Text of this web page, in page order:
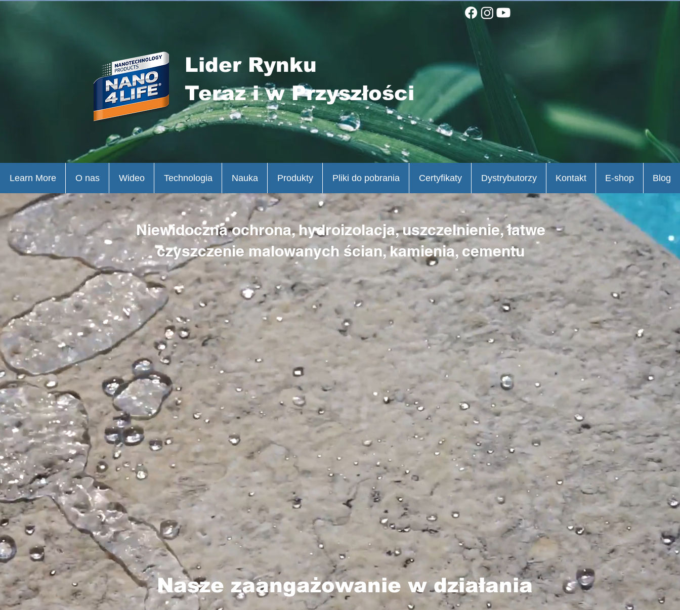
Lider Rynku
Teraz i w Przyszłości
Niewidoczna ochrona, hydroizolacja, uszczelnienie, łatwe
czyszczenie malowanych ścian, kamienia, cementu
Nasze zaangażowanie w działania
Learn More O nas Wideo Technologia Nauka Produkty Pliki do pobrania Certyfikaty Dystrybutorzy Kontakt E-shop Blog